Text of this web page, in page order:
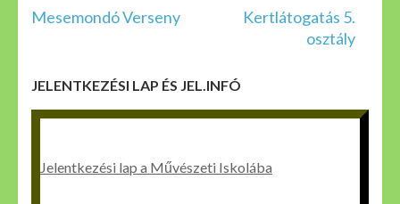
Bejegyzés
Mesemondó Verseny
Kertlátogatás 5.
osztály
JELENTKEZÉSI LAP ÉS JEL.INFÓ
Jelentkezési lap a Művészeti Iskolába